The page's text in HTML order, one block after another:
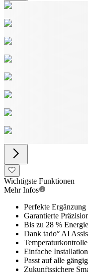
Wichtigste Funktionen
Mehr Infos
Perfekte
Garantierte
Bis zu 28 %
Dank tado° AI
Einfache
Passt auf alle
Zukunftssichere